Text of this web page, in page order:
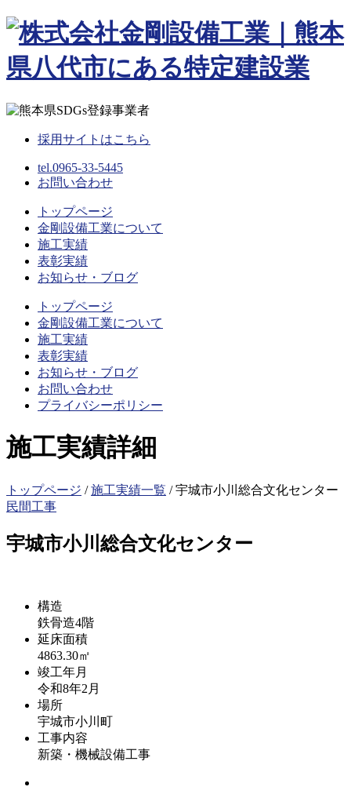
Skip
採用サイトはこちら
tel.0965-33-5445
お問い合わせ
トップページ
金剛設備工業について
施工実績
表彰実績
お知らせ・ブログ
トップページ
金剛設備工業について
施工実績
表彰実績
お知らせ・ブログ
お問い合わせ
プライバシーポリシー
施工実績詳細
トップページ /施工実績一覧 /宇城市小川総合文化センター
民間工事
宇城市小川総合文化センター
構造
鉄骨造4階
延床面積
4863.30㎡
竣工年月
令和8年2月
場所
宇城市小川町
工事内容
新築・機械設備工事